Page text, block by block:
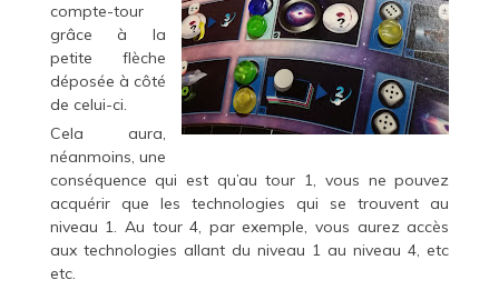
compte-tour
grâce à la
petite flèche
déposée à côté
de celui-ci.
Cela aura,
néanmoins, une
conséquence qui est qu’au tour 1, vous ne pouvez
acquérir que les technologies qui se trouvent au
niveau 1. Au tour 4, par exemple, vous aurez accès
aux technologies allant du niveau 1 au niveau 4, etc
etc.